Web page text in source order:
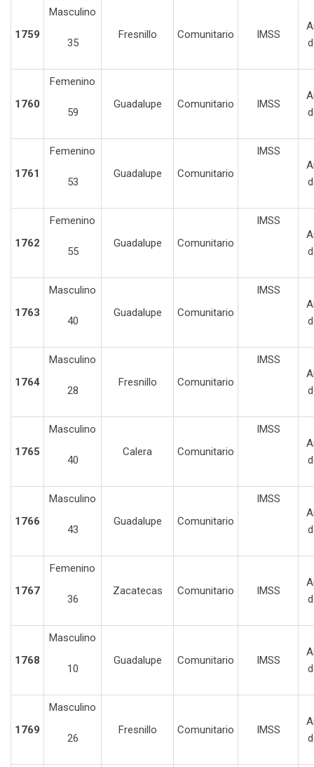
1759
Masculino
35
Fresnillo Comunitario IMSS
1760
Femenino
59
Guadalupe Comunitario IMSS
1761
Femenino
53
Guadalupe Comunitario
IMSS
1762
Femenino
55
Guadalupe Comunitario
IMSS
1763
Masculino
40
Guadalupe Comunitario
IMSS
1764
Masculino
28
Fresnillo Comunitario
IMSS
1765
Masculino
40
Calera Comunitario
IMSS
1766
Masculino
43
Guadalupe Comunitario
IMSS
1767
Femenino
36
Zacatecas Comunitario IMSS
1768
Masculino
10
Guadalupe Comunitario IMSS
1769
Masculino
26
Fresnillo Comunitario IMSS